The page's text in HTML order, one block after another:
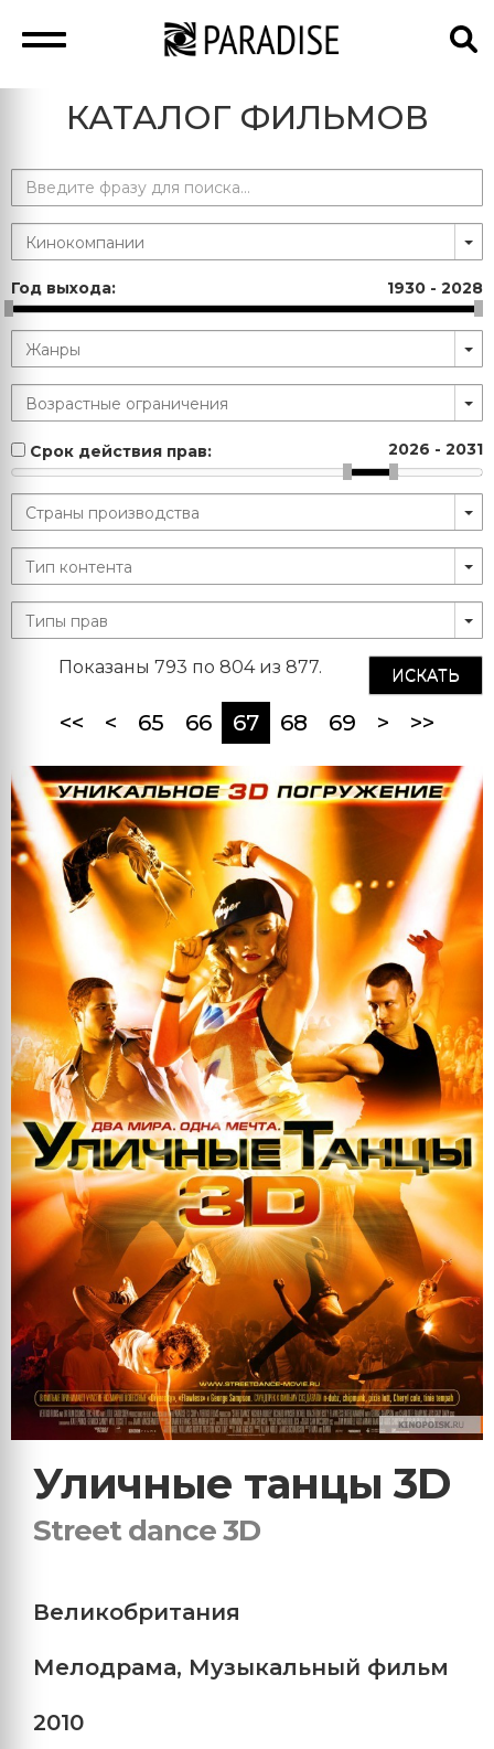
КАТАЛОГ ФИЛЬМОВ
Год выхода: 1930 - 2028
Срок действия прав: 2026 - 2031
ИСКАТЬ
Показаны 793 по 804 из 877.
<< < 65 66 67(current)
68 69 > >>
Уличные танцы 3D
Street danсe 3D
Великобритания
Мелодрама, Музыкальный фильм
2010